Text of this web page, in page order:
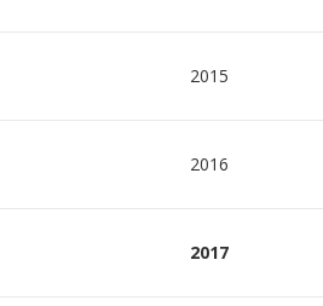
2015
2016
2017